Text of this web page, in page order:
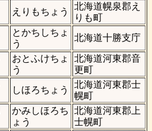
えりもちょう
北海道幌泉郡え
りも町
とかちしちょ
う
北海道十勝支庁
おとふけちょ
う
北海道河東郡音
更町
しほろちょう
北海道河東郡士
幌町
かみしほろち
ょう
北海道河東郡上
士幌町